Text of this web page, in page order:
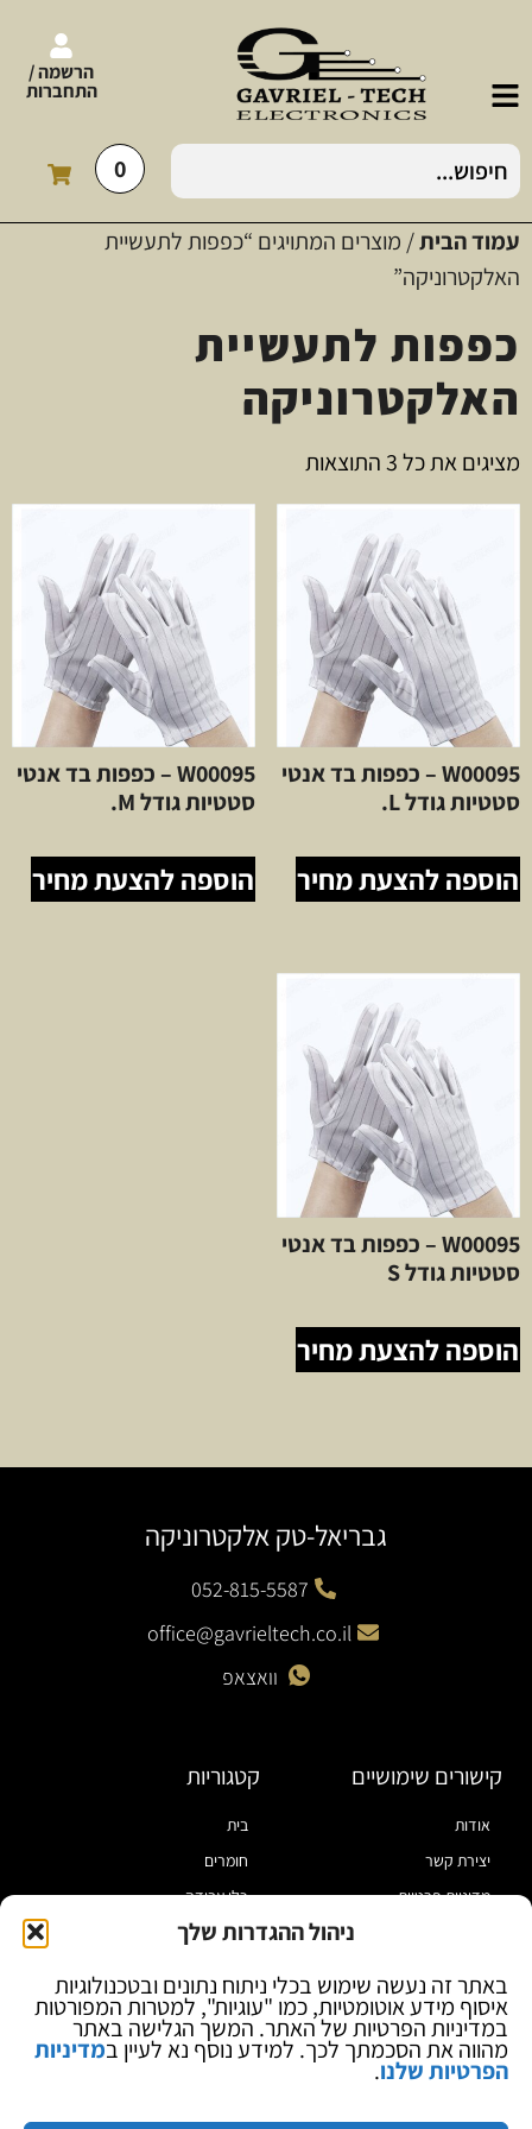
ניהול ההגדרות שלך
באתר זה נעשה שימוש בכלי ניתוח נתונים ובטכנולוגיות
איסוף מידע אוטומטיות, כמו "עוגיות", למטרות המפורטות
במדיניות הפרטיות של האתר. המשך הגלישה באתר
מהווה את הסכמתך לכך. למידע נוסף נא לעיין במדיניות
הפרטיות שלנו.
הרשמה /
התחברות
0
עמוד הבית/ מוצרים המתויגים “כפפות לתעשיית
האלקטרוניקה”
כפפות לתעשיית
האלקטרוניקה
מציגים את כל ⁦3⁩ התוצאות
W00095 – כפפות בד אנטי
סטטיות גודל L.
הוספה להצעת מחיר
W00095 – כפפות בד אנטי
סטטיות גודל M.
הוספה להצעת מחיר
W00095 – כפפות בד אנטי
סטטיות גודל S
הוספה להצעת מחיר
גבריאל-טק אלקטרוניקה
052-815-5587
office@gavrieltech.co.il
וואצאפ
קישורים שימושיים
אודות
יצירת קשר
מדיניות פרטיות
בלוג
קטגוריות
בית
חומרים
כלי עבודה
מוצרי הלחמה
ספקי כח ומודדים
ציוד אופטי להגדלה